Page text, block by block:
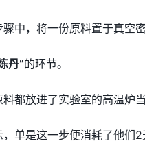
中，将一份原料置于真空
丹”的环节。
都放进了实验室的高温炉
单是这一步便消耗了他们2